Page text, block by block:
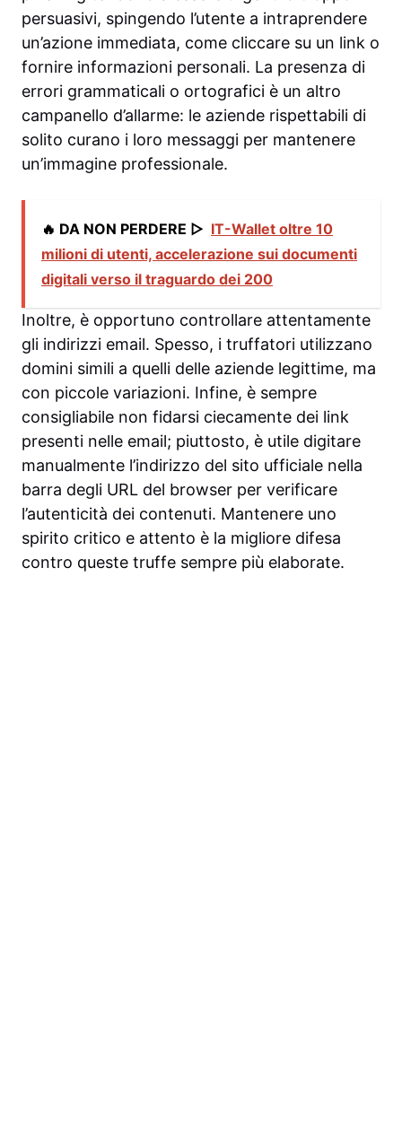
persuasivi, spingendo l’utente a intraprendere
un’azione immediata, come cliccare su un link o
fornire informazioni personali. La presenza di
errori grammaticali o ortografici è un altro
campanello d’allarme: le aziende rispettabili di
solito curano i loro messaggi per mantenere
un’immagine professionale.
🔥 DA NON PERDERE ▷ IT-Wallet oltre 10
milioni di utenti, accelerazione sui documenti
digitali verso il traguardo dei 200
Inoltre, è opportuno controllare attentamente
gli indirizzi email. Spesso, i truffatori utilizzano
domini simili a quelli delle aziende legittime, ma
con piccole variazioni. Infine, è sempre
consigliabile non fidarsi ciecamente dei link
presenti nelle email; piuttosto, è utile digitare
manualmente l’indirizzo del sito ufficiale nella
barra degli URL del browser per verificare
l’autenticità dei contenuti. Mantenere uno
spirito critico e attento è la migliore difesa
contro queste truffe sempre più elaborate.